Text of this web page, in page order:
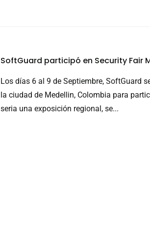
SoftGuard participó en Security Fair
Los días 6 al 9 de Septiembre, SoftGuard
la ciudad de Medellin, Colombia para
seria una exposición regional, se...